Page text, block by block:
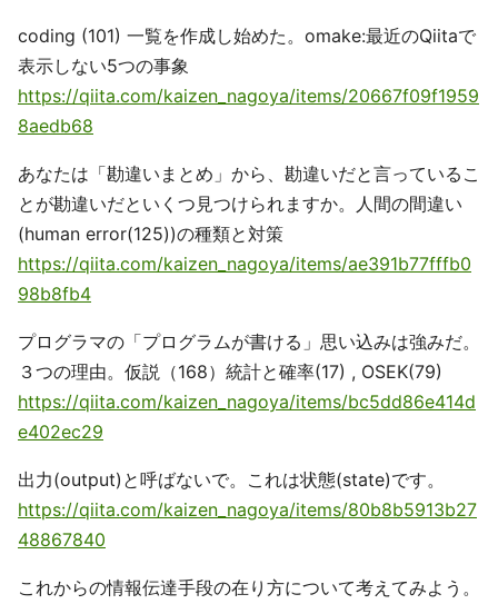
coding (101) 一覧を作成し始めた。omake:最近のQiitaで
表示しない5つの事象
https://qiita.com/kaizen_nagoya/items/20667f09f1959
8aedb68
あなたは「勘違いまとめ」から、勘違いだと言っているこ
とが勘違いだといくつ見つけられますか。人間の間違い
(human error(125))の種類と対策
https://qiita.com/kaizen_nagoya/items/ae391b77fffb0
98b8fb4
プログラマの「プログラムが書ける」思い込みは強みだ。
３つの理由。仮説（168）統計と確率(17) , OSEK(79)
https://qiita.com/kaizen_nagoya/items/bc5dd86e414d
e402ec29
出力(output)と呼ばないで。これは状態(state)です。
https://qiita.com/kaizen_nagoya/items/80b8b5913b27
48867840
これからの情報伝達手段の在り方について考えてみよう。